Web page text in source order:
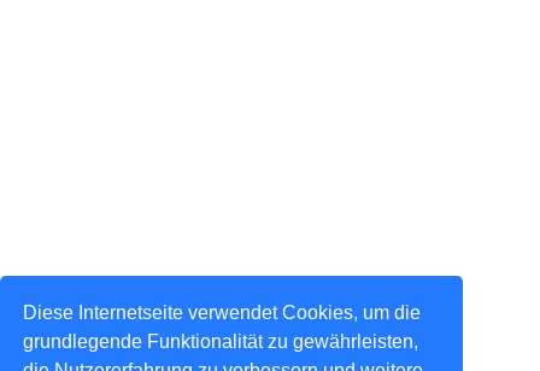
Diese Internetseite verwendet Cookies, um die
grundlegende Funktionalität zu gewährleisten,